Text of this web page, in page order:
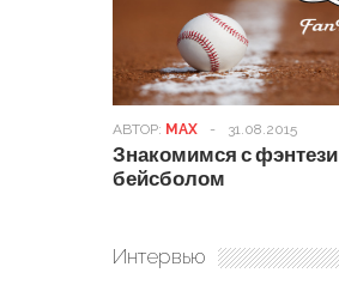
АВТОР: MAX - 31.08.2015
Знакомимся с фэнтези
бейсболом
Интервью